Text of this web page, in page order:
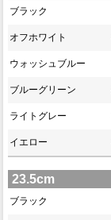
ブラック
オフホワイト
ウォッシュブルー
ブルーグリーン
ライトグレー
イエロー
23.5cm
ブラック